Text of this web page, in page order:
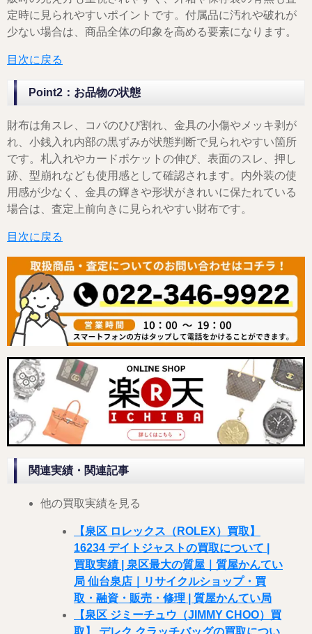
定時に見られやすいポイントです。付属品に汚れや破れが
少ない場合は、商品全体の印象を高める要素になります。
目次に戻る
Point2：お品物の状態
財布は角スレ、コバのひび割れ、金具の小傷やメッキ剥が
れ、小銭入れ内部の黒ずみが状態判断で見られやすい箇所
です。札入れやカードポケットの伸び、表面のスレ、押し
跡、型崩れなども使用感として確認されます。内外装の使
用感が少なく、金具の輝きや形状がきれいに保たれている
場合は、査定上前向きに見られやすい財布です。
目次に戻る
関連実績・関連記事
他の買取実績を見る
【泉区 ロレックス（ROLEX）買取】
16234 デイトジャストの買取について |
買取実績 | 泉区最大の質屋｜質屋かんてい
局 仙台泉店｜リサイクルショップ・買
取・融資・販売・修理 | 質屋かんてい局
【泉区 ジミーチュウ（JIMMY CHOO）買